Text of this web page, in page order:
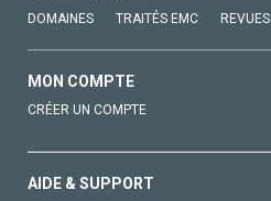
DOMAINES TRAITÉS EMC REVUES
MON COMPTE
CRÉER UN COMPTE
AIDE & SUPPORT